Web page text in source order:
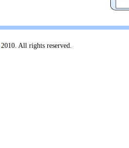
2010. All rights reserved.